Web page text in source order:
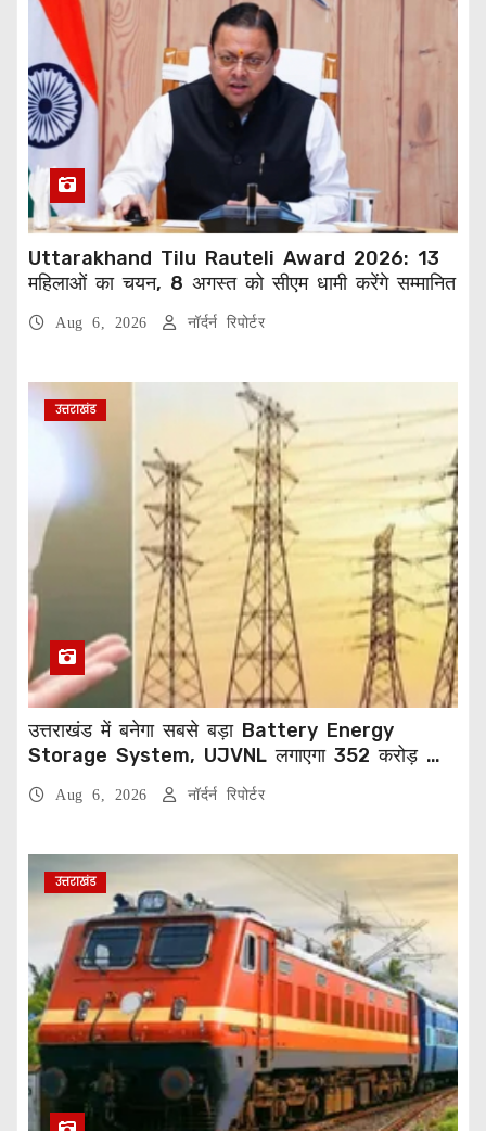
Uttarakhand Tilu Rauteli Award 2026: 13
महिलाओं का चयन, 8 अगस्त को सीएम धामी करेंगे सम्मानित
Aug 6, 2026 नॉर्दर्न रिपोर्टर
उत्तराखंड
उत्तराखंड में बनेगा सबसे बड़ा Battery Energy
Storage System, UJVNL लगाएगा 352 करोड़ का
Aug 6, 2026 नॉर्दर्न रिपोर्टर
उत्तराखंड